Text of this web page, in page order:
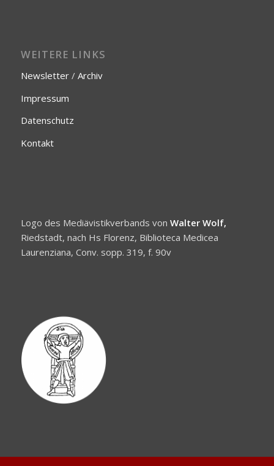
WEITERE LINKS
Newsletter/ Archiv
Impressum
Datenschutz
Kontakt
Logo des Mediävistikverbands von Walter Wolf,
Riedstadt, nach Hs Florenz, Biblioteca Medicea
Laurenziana, Conv. sopp. 319, f. 90v